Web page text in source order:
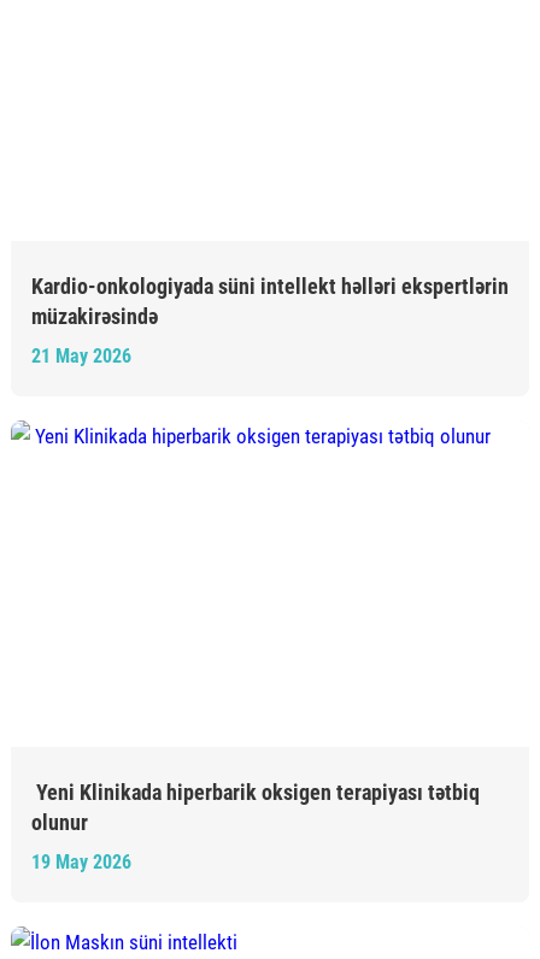
Kardio-onkologiyada süni intellekt həlləri ekspertlərin
müzakirəsində
21 May 2026
Yeni Klinikada hiperbarik oksigen terapiyası tətbiq
olunur
19 May 2026